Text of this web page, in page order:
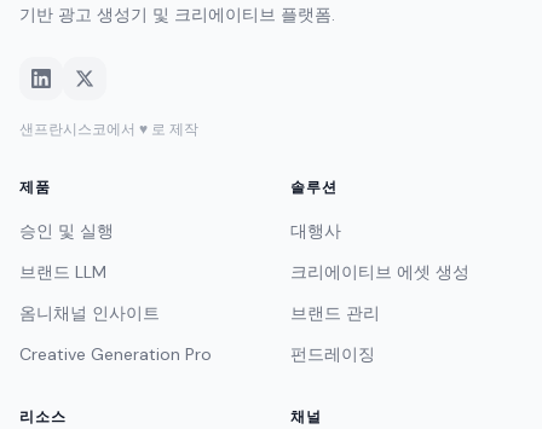
기반 광고 생성기 및 크리에이티브 플랫폼.
샌프란시스코에서 ♥ 로 제작
제품
승인 및 실행
브랜드 LLM
옴니채널 인사이트
Creative Generation Pro
솔루션
대행사
크리에이티브 에셋 생성
브랜드 관리
펀드레이징
리소스 채널